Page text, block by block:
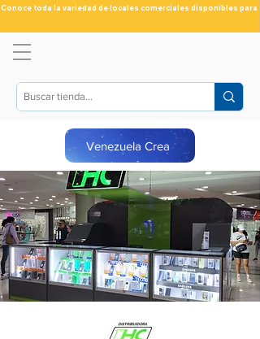
Conoce toda la variedad de locales comerciales disponibles para ti
Venezuela Crea